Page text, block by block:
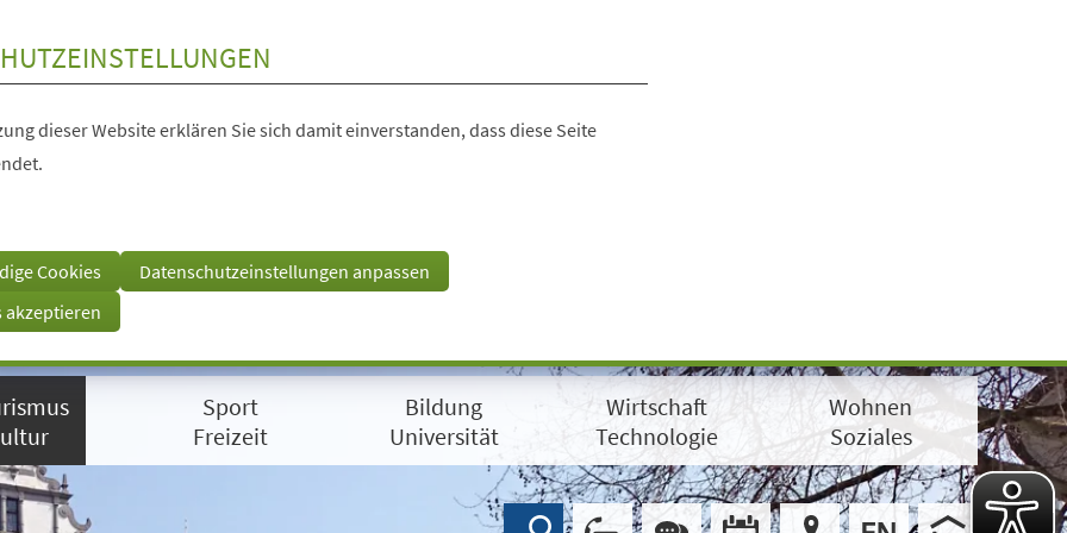
dieser Website erklären Sie sich damit einverstanden, dass diese Seite
Cookies
Datenschutzeinstellungen anpassen
akzeptieren
Sport
Freizeit
Bildung
Universität
Wirtschaft
Technologie
Wohnen
Soziales